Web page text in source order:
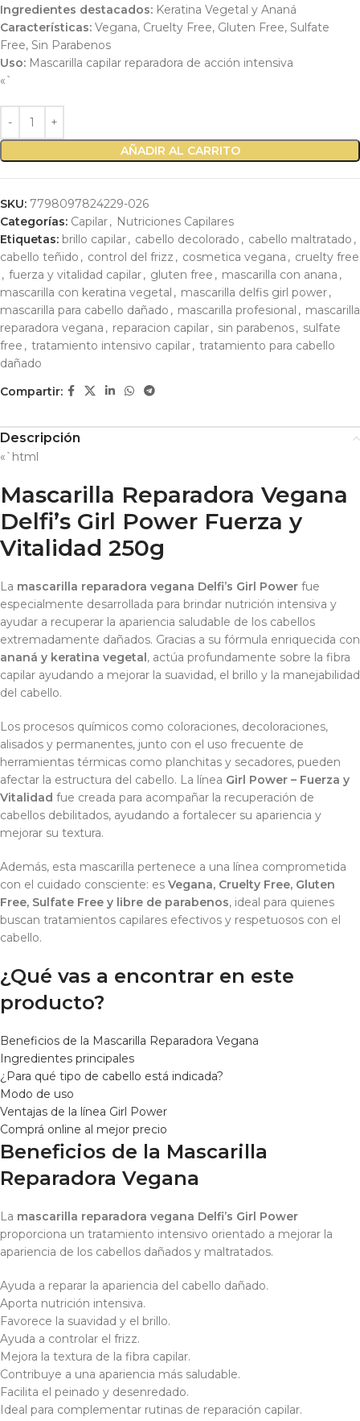
Ingredientes destacados: Keratina Vegetal y Ananá
Características: Vegana, Cruelty Free, Gluten Free, Sulfate
Free, Sin Parabenos
Uso: Mascarilla capilar reparadora de acción intensiva
«`
AÑADIR AL CARRITO
SKU: 7798097824229-026
Categorías: Capilar, Nutriciones Capilares
Etiquetas: brillo capilar, cabello decolorado , cabello maltratado ,
cabello teñido , control del frizz , cosmetica vegana , cruelty free
, fuerza y vitalidad capilar, gluten free , mascarilla con anana ,
mascarilla con keratina vegetal , mascarilla delfis girl power,
mascarilla para cabello dañado , mascarilla profesional , mascarilla
reparadora vegana , reparacion capilar, sin parabenos, sulfate
free , tratamiento intensivo capilar, tratamiento para cabello
dañado
Compartir:
Descripción
«`html
Mascarilla Reparadora Vegana
Delfi’s Girl Power Fuerza y
Vitalidad 250g
La mascarilla reparadora vegana Delfi’s Girl Power fue
especialmente desarrollada para brindar nutrición intensiva y
ayudar a recuperar la apariencia saludable de los cabellos
extremadamente dañados. Gracias a su fórmula enriquecida con
ananá y keratina vegetal, actúa profundamente sobre la fibra
capilar ayudando a mejorar la suavidad, el brillo y la manejabilidad
del cabello.
Los procesos químicos como coloraciones, decoloraciones,
alisados y permanentes, junto con el uso frecuente de
herramientas térmicas como planchitas y secadores, pueden
afectar la estructura del cabello. La línea Girl Power – Fuerza y
Vitalidad fue creada para acompañar la recuperación de
cabellos debilitados, ayudando a fortalecer su apariencia y
mejorar su textura.
Además, esta mascarilla pertenece a una línea comprometida
con el cuidado consciente: es Vegana, Cruelty Free, Gluten
Free, Sulfate Free y libre de parabenos, ideal para quienes
buscan tratamientos capilares efectivos y respetuosos con el
cabello.
¿Qué vas a encontrar en este
producto?
Beneficios de la Mascarilla Reparadora Vegana
Ingredientes principales
¿Para qué tipo de cabello está indicada?
Modo de uso
Ventajas de la línea Girl Power
Comprá online al mejor precio
Beneficios de la Mascarilla
Reparadora Vegana
La mascarilla reparadora vegana Delfi’s Girl Power
proporciona un tratamiento intensivo orientado a mejorar la
apariencia de los cabellos dañados y maltratados.
Ayuda a reparar la apariencia del cabello dañado.
Aporta nutrición intensiva.
Favorece la suavidad y el brillo.
Ayuda a controlar el frizz.
Mejora la textura de la fibra capilar.
Contribuye a una apariencia más saludable.
Facilita el peinado y desenredado.
Ideal para complementar rutinas de reparación capilar.